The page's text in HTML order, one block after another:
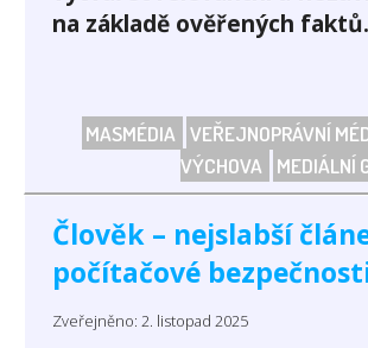
na základě ověřených faktů.
MASMÉDIA VEŘEJNOPRÁVNÍ
VÝCHOVA
MEDIÁLNÍ
Člověk – nejslabší
počítačové
Zveřejněno: 2. listopad 2025